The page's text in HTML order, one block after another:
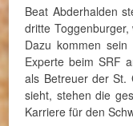
Beat Abderhalden
dritte
Dazu kommen
Experte beim SRF
als Betreuer der St.
sieht, stehen die
Karriere für den